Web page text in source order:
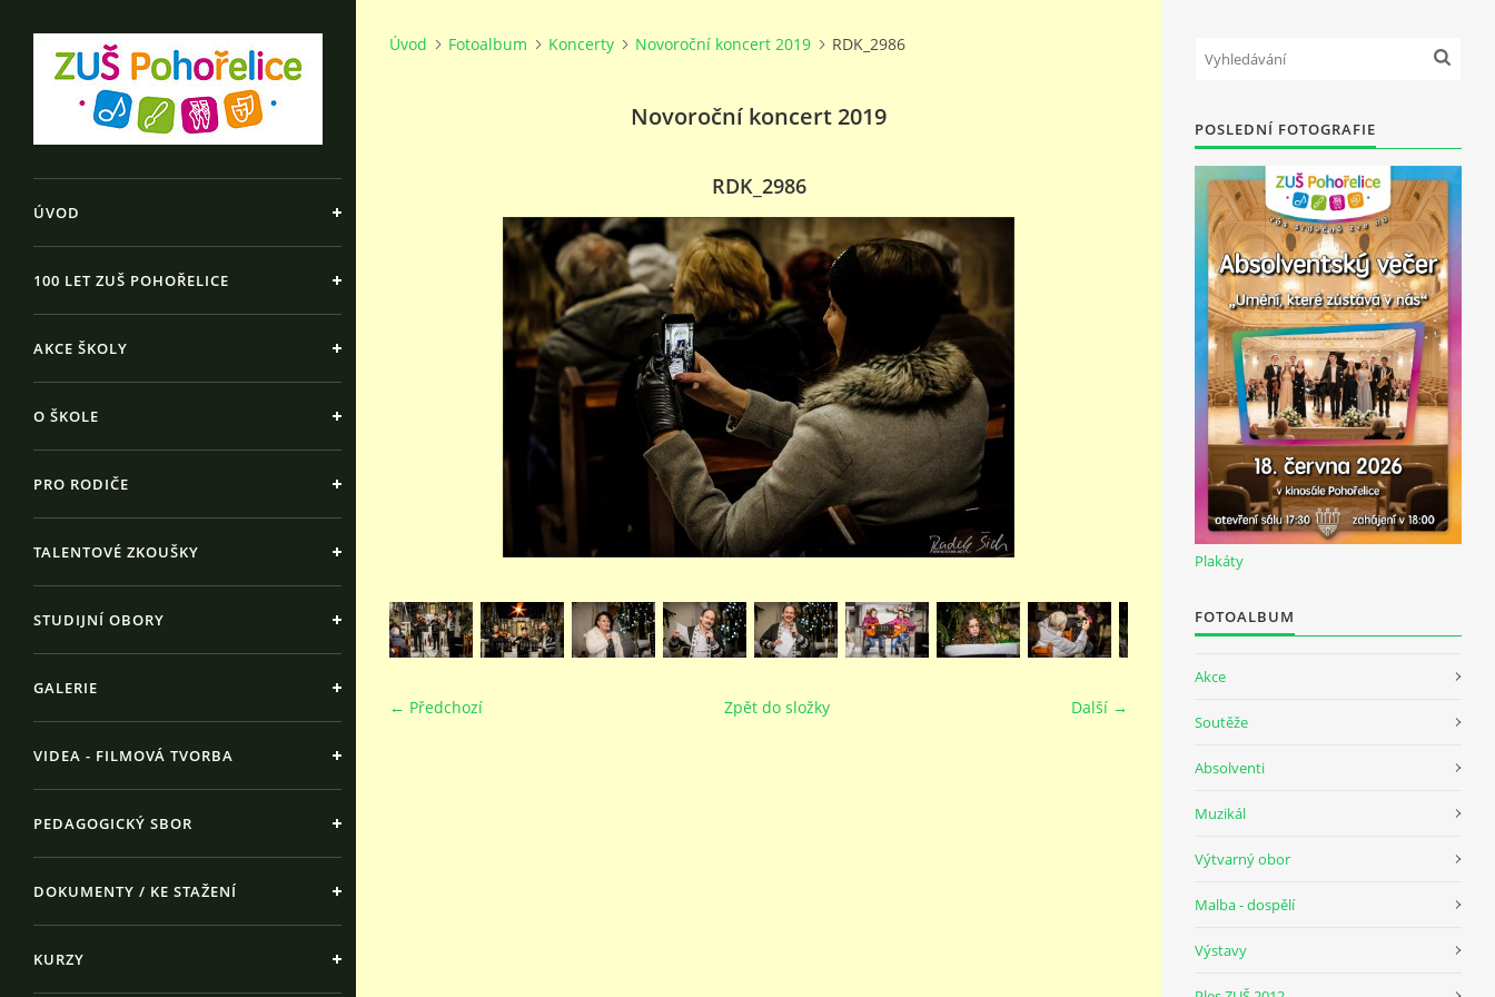
ÚVOD
100 LET ZUŠ POHOŘELICE
AKCE ŠKOLY
O ŠKOLE
PRO RODIČE
TALENTOVÉ ZKOUŠKY
STUDIJNÍ OBORY
GALERIE
VIDEA - FILMOVÁ TVORBA
PEDAGOGICKÝ SBOR
DOKUMENTY / KE STAŽENÍ
KURZY
Úvod Fotoalbum Koncerty Novoroční koncert 2019 RDK_2986
Novoroční koncert 2019
RDK_2986
← Předchozí Další →
Zpět do složky
POSLEDNÍ FOTOGRAFIE
Plakáty
FOTOALBUM
Akce
Soutěže
Absolventi
Muzikál
Výtvarný obor
Malba - dospělí
Výstavy